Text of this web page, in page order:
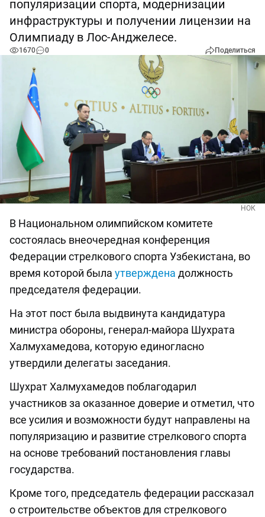
популяризации спорта, модернизации
инфраструктуры и получении лицензии на
Олимпиаду в Лос-Анджелесе.
1670 0 Поделиться
НОК
В Национальном олимпийском комитете
состоялась внеочередная конференция
Федерации стрелкового спорта Узбекистана, во
время которой была утверждена должность
председателя федерации.
На этот пост была выдвинута кандидатура
министра обороны, генерал-майора Шухрата
Халмухамедова, которую единогласно
утвердили делегаты заседания.
Шухрат Халмухамедов поблагодарил
участников за оказанное доверие и отметил, что
все усилия и возможности будут направлены на
популяризацию и развитие стрелкового спорта
на основе требований постановления главы
государства.
Кроме того, председатель федерации рассказал
о строительстве объектов для стрелкового